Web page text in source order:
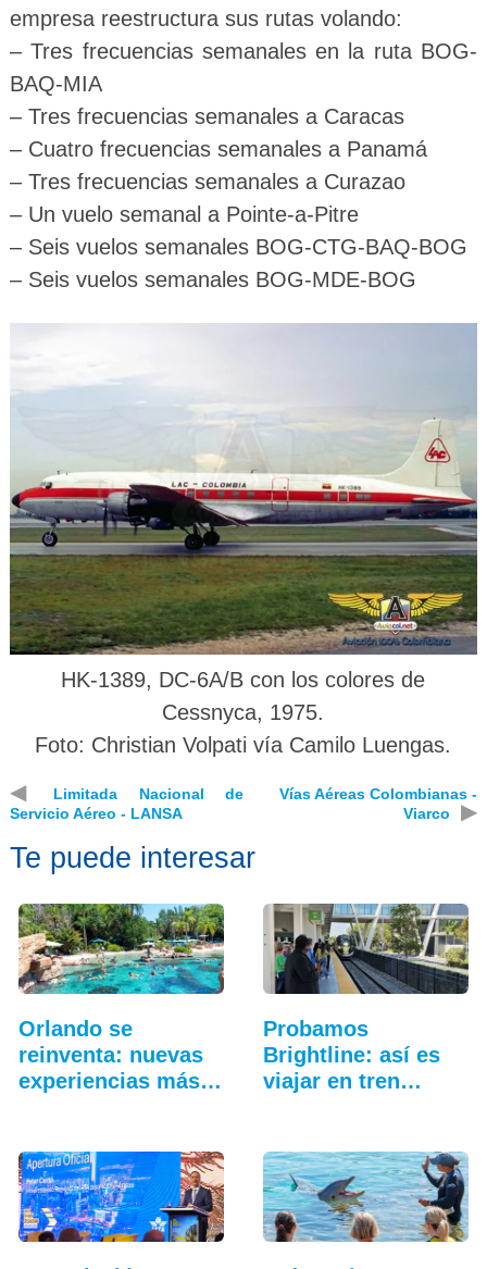
empresa reestructura sus rutas volando:
– Tres frecuencias semanales en la ruta BOG-
BAQ-MIA
– Tres frecuencias semanales a Caracas
– Cuatro frecuencias semanales a Panamá
– Tres frecuencias semanales a Curazao
– Un vuelo semanal a Pointe-a-Pitre
– Seis vuelos semanales BOG-CTG-BAQ-BOG
– Seis vuelos semanales BOG-MDE-BOG
HK-1389, DC-6A/B con los colores de
Cessnyca, 1975.
Foto: Christian Volpati vía Camilo Luengas.
◀
Limitada Nacional de
Servicio Aéreo - LANSA
Vías Aéreas Colombianas -
Viarco
▶
Te puede interesar
Orlando se
reinventa: nuevas
experiencias más
Probamos
Brightline: así es
viajar en tren